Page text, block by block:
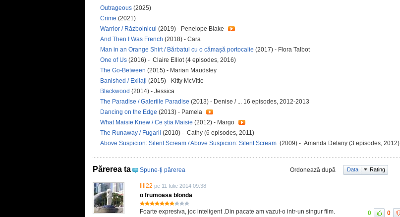
Outrageous (2025)
Crime (2021)
Warrior / Războinicul (2019) - Penelope Blake
And Then I Was French (2018) - Cara
Man in an Orange Shirt / Bărbatul cu o cămașă portocalie (2017) - Flora Talbot
One of Us (2016) - Claire Elliot (4 episodes, 2016)
The Go-Between (2015) - Marian Maudsley
Banished / Exilați (2015) - Kitty McVitie
Blackwood (2014) - Jessica
The Paradise / Galeriile Paradise (2013) - Denise / ... 16 episodes, 2012-2013
Dancing on the Edge (2013) - Pamela
What Maisie Knew / Ce știa Maisie (2012) - Margo
The Runaway / Fugarii (2010) - Cathy (6 episodes, 2011)
Above Suspicion: Silent Scream / Above Suspicion: Silent Scream (2009) - Amanda Delany (3 episodes, 2012)
Părerea ta Spune-ţi părerea Ordonează după Data Rating
lili22 pe 11 Iulie 2014 09:38
o frumoasa blonda
Foarte expresiva, joc inteligent .Din pacate am vazut-o intr-un singur film. 0 0